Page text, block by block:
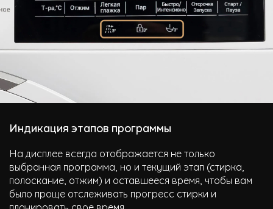
Индикация этапов программы
На дисплее всегда отображается не только
выбранная программа, но и текущий этап (стирка,
полоскание, отжим) и оставшееся время, чтобы вам
было проще отслеживать прогресс стирки и